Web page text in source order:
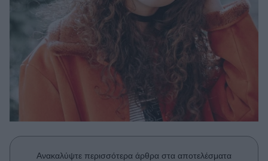
Woman Power
Parenting
Πρόσωπα
CelebritiesΑνακαλύψτε περισσότερα άρθρα στα αποτελέσματα